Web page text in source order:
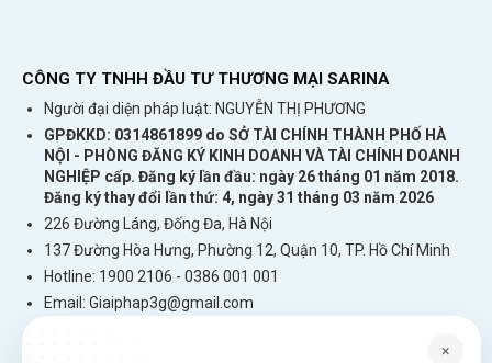
mạng tại Isle of Man
Nhận sim tại Việt Nam. Lắp vào máy xuống
sân bay Isle of Man là dùng.
Không cần đăng ký chuyển vùng quốc tế để
sử dụng tại Isle of Man.
Sim dùng cho điện thoại di động, máy tính
bảng, thiết bị phát wifi cầm tay.
CÔNG TY TNHH ĐẦU TƯ THƯƠNG MẠI SARINA
Người đại diện pháp luật: NGUYỄN THỊ PHƯƠNG
GPĐKKD: 0314861899 do SỞ TÀI CHÍNH THÀNH PHỐ HÀ
NỘI - PHÒNG ĐĂNG KÝ KINH DOANH VÀ TÀI CHÍNH DOANH
NGHIỆP cấp. Đăng ký lần đầu: ngày 26 tháng 01 năm 2018.
Đăng ký thay đổi lần thứ: 4, ngày 31 tháng 03 năm 2026
226 Đường Láng, Đống Đa, Hà Nội
137 Đường Hòa Hưng, Phường 12, Quận 10, TP. Hồ Chí Minh
Hotline: 1900 2106 - 0386 001 001
Email: Giaiphap3g@gmail.com
×